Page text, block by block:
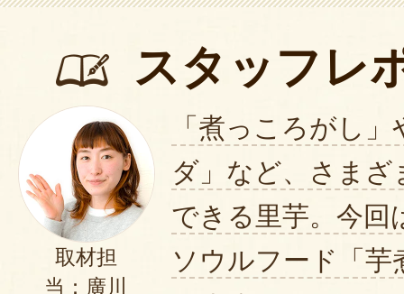
スタッフレ
取材担
当：廣川
「煮っころがし
ダ」など、さまざ
できる里芋。今回
ソウルフード「芋